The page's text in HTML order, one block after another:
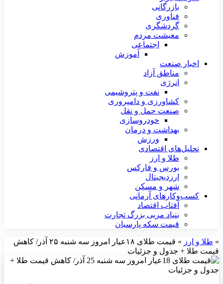
بازرگانی
فناوری
گردشگری
معیشت مردم
اجتماعی
آموزش
اخبار صنعت
مناطق آزاد
انرژی
نفت و پتروشیمی
کشاورزی و دامپروری
صنعت حمل و نقل
خودروسازی
بهداشت و درمان
ورزش
تحلیل‌های اقتصادی
طلا و ارز
بورس و فارکس
ارزدیجیتال
شهر و مسکن
کسب‌وکارهای آرمانی
آفتاب اقتصاد
بنیاد مربی بزرگ تجارت
قیمت سکه پارسیان
» طلا و ارز »
قیمت طلای ۱۸عیار امروز سه شنبه ۲۵ آذر/ کاهش
قیمت طلا + جدول و جزئیات